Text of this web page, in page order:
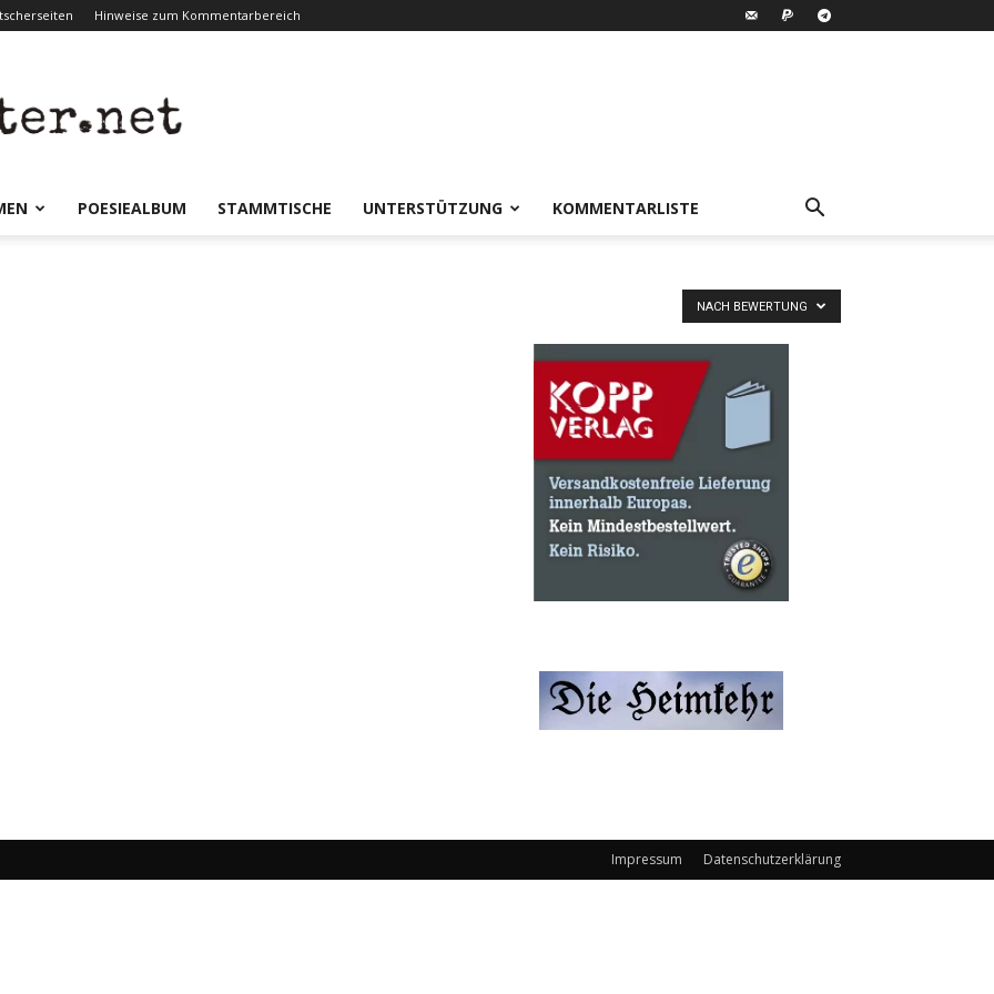
Hinweise zum Kommentarbereich
POESIEALBUM STAMMTISCHE UNTERSTÜTZUNG KOMMENTARLISTE
NACH BEWERTUNG
Impressum Datenschutzerklärung